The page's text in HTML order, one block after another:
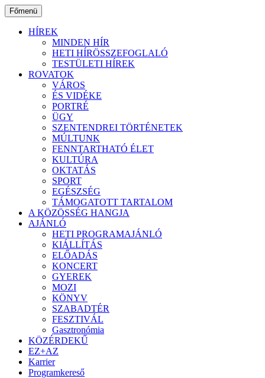
Ugrás
a
tartalomhoz
Főmenü
HÍREK
MINDEN HÍR
HETI HÍRÖSSZEFOGLALÓ
TESTÜLETI HÍREK
ROVATOK
VÁROS
ÉS VIDÉKE
PORTRÉ
ÜGY
SZENTENDREI TÖRTÉNETEK
MÚLTUNK
FENNTARTHATÓ ÉLET
KULTÚRA
OKTATÁS
SPORT
EGÉSZSÉG
TÁMOGATOTT TARTALOM
A KÖZÖSSÉG HANGJA
AJÁNLÓ
HETI PROGRAMAJÁNLÓ
KIÁLLÍTÁS
ELŐADÁS
KONCERT
GYEREK
MOZI
KÖNYV
SZABADTÉR
FESZTIVÁL
Gasztronómia
KÖZÉRDEKŰ
EZ+AZ
Karrier
Programkereső